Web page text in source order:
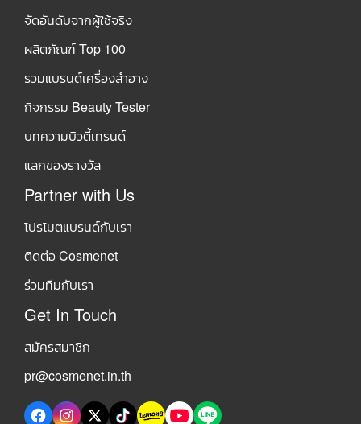
จัดอันดับจากผู้ใช้จริง
ผลิตภัณฑ์ Top 100
รวมแบรนด์เครื่องสำอาง
กิจกรรม Beauty Tester
บทความบิวตี้เทรนด์
แลกของรางวัล
Partner with Us
โปรโมตแบรนด์กับเรา
ติดต่อ Cosmenet
ร่วมทีมกับเรา
Get In Touch
สมัครสมาชิก
pr@cosmenet.in.th